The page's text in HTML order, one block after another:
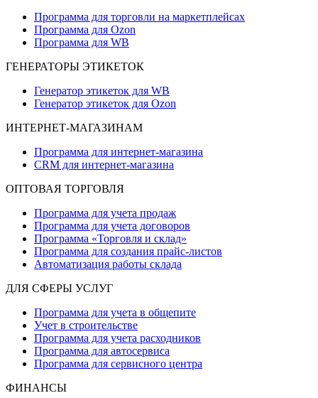
Программа для торговли на маркетплейсах
Программа для Ozon
Программа для WB
ГЕНЕРАТОРЫ ЭТИКЕТОК
Генератор этикеток для WB
Генератор этикеток для Ozon
ИНТЕРНЕТ-МАГАЗИНАМ
Программа для интернет-магазина
CRM для интернет-магазина
ОПТОВАЯ ТОРГОВЛЯ
Программа для учета продаж
Программа для учета договоров
Программа «Торговля и склад»
Программа для создания прайс‑листов
Автоматизация работы склада
ДЛЯ СФЕРЫ УСЛУГ
Программа для учета в общепите
Учет в строительстве
Программа для учета расходников
Программа для автосервиса
Программа для сервисного центра
ФИНАНСЫ